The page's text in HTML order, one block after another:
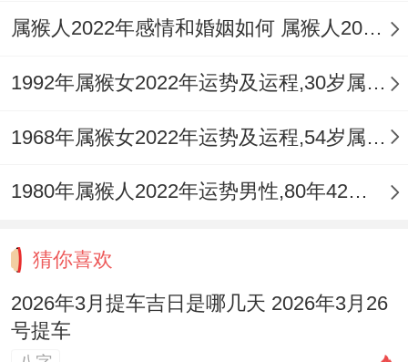
属猴人2022年感情和婚姻如何 属猴人2022年如何旺桃花
1992年属猴女2022年运势及运程,30岁属猴人2022全年每月运势女性如何
1968年属猴女2022年运势及运程,54岁属猴人2022全年每月运势女性如何
1980年属猴人2022年运势男性,80年42岁属猴男2022年每月运程怎么样
猜你喜欢
2026年3月提车吉日是哪几天 2026年3月26
号提车